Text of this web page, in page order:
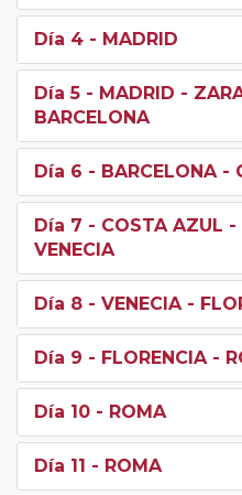
Día 4 - MADRID
Día 5 - MADRID -
BARCELONA
Día 6 - BARCELONA -
Día 7 - COSTA AZUL -
VENECIA
Día 8 - VENECIA -
Día 9 - FLORENCIA -
Día 10 - ROMA
Día 11 - ROMA